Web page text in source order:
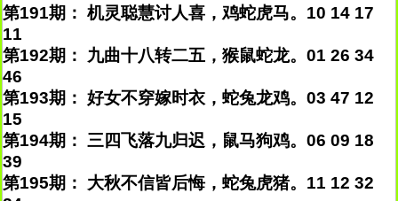
第191期： 机灵聪慧讨人喜，鸡蛇虎马。10 14 17
11
第192期： 九曲十八转二五，猴鼠蛇龙。01 26 34
46
第193期： 好女不穿嫁时衣，蛇兔龙鸡。03 47 12
15
第194期： 三四飞落九归迟，鼠马狗鸡。06 09 18
39
第195期： 大秋不信皆后悔，蛇兔虎猪。11 12 32